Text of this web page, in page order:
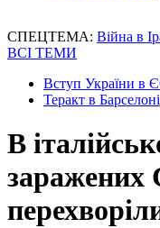
СПЕЦТЕМА: Війна в
ВСІ ТЕМИ
Вступ України в
Теракт в Барселоні
В
заражених